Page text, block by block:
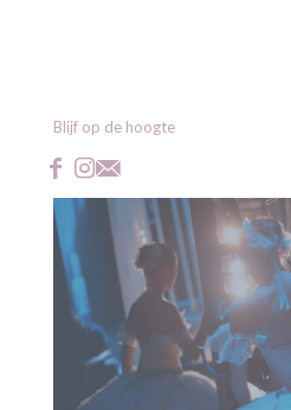
Blijf op de hoogte